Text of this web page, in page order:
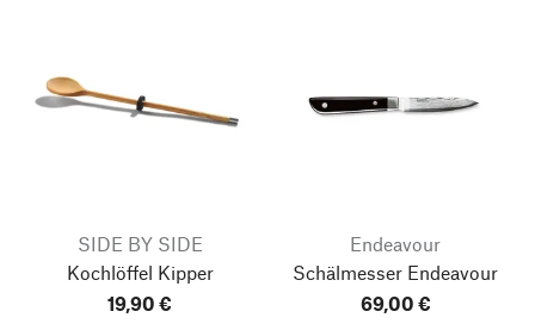
SIDE BY SIDE
Kochlöffel Kipper
19,90 €
Endeavour
Schälmesser Endeavour
69,00 €